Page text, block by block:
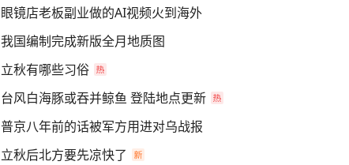
眼镜店老板副业做的AI视频火到海外
我国编制完成新版全月地质图
立秋有哪些习俗
台风白海豚或吞并鲸鱼 登陆地点更新
普京八年前的话被军方用进对乌战报
立秋后北方要先凉快了